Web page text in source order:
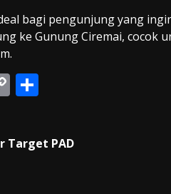
bagi pengunjung yang
ke Gunung Ciremai, cocok
C
y e
Target PAD